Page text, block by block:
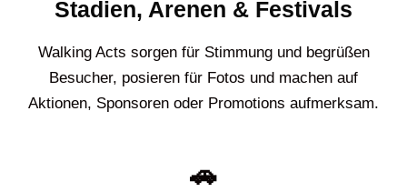
Stadien, Arenen & Festivals
Walking Acts sorgen für Stimmung und begrüßen
Besucher, posieren für Fotos und machen auf
Aktionen, Sponsoren oder Promotions aufmerksam.
🚗